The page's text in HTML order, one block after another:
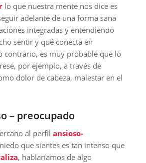
lo que nuestra mente nos dice es
adelante de una forma sana
integradas y entendiendo
sentir y qué conecta en
contrario, es muy probable que lo
por ejemplo, a través de
dolor de cabeza, malestar en el
– preocupado
al perfil ansioso-
que sientes es tan intenso que
, hablaríamos de algo